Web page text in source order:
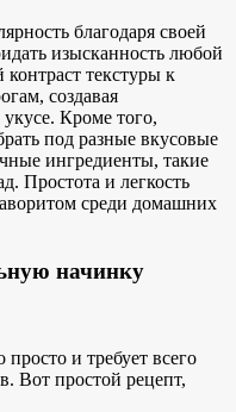
благодаря своей
изысканность любой
текстуры к
создавая
Кроме того,
под разные вкусовые
ингредиенты, такие
Простота и легкость
среди домашних
начинку
и требует всего
Вот простой рецепт,